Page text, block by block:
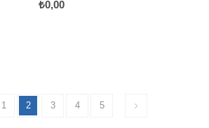
₺0,00
1 2 3 4 5